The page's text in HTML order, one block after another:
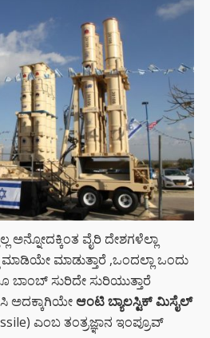
ಅನ್ನೋದಕ್ಕಿಂತ ವೈರಿ ದೇಶಗಳೆಲ್ಲಾ
ಮಾಡುತ್ತಾರೆ ,ಒಂದಲ್ಲಾ ಒಂದು
ಬಾಂಬ್ ಸುರಿದೇ ಸುರಿಯುತ್ತಾರೆ
ಅದಕ್ಕಾಗಿಯೇಆಂಟಿ ಬ್ಯಾಲಸ್ಟಿಕ್ ಮಿಸೈಲ್
ಎಂಬ ತಂತ್ರಜ್ಞಾನ ಇಂಪ್ರೂವ್